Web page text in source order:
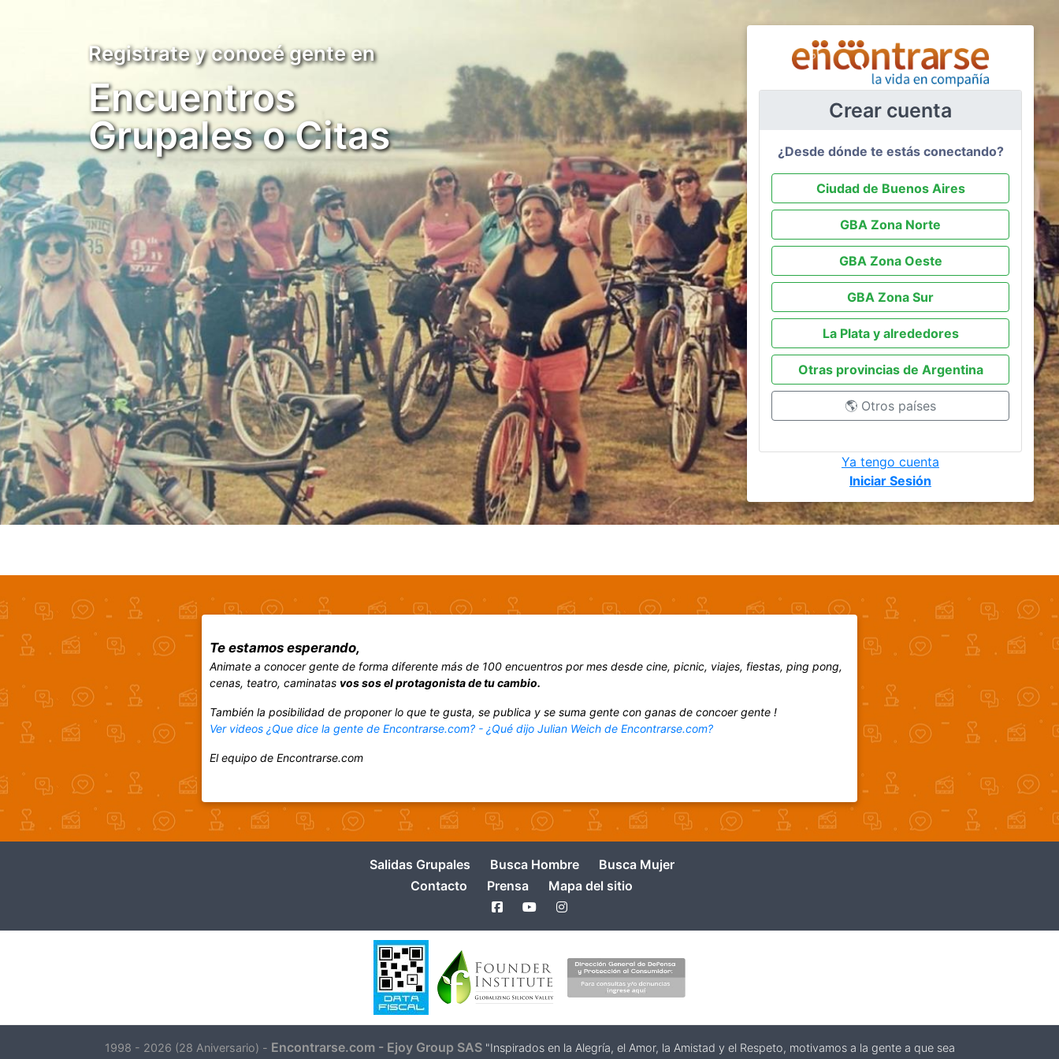
Registrate y conocé gente en
Encuentros
Grupales o Citas
Crear cuenta
¿Desde dónde te estás conectando?
Ciudad de Buenos Aires
GBA Zona Norte
GBA Zona Oeste
GBA Zona Sur
La Plata y alrededores
Otras provincias de Argentina
🌎 Otros países
Ya tengo cuenta
Iniciar Sesión
Te estamos esperando,
Animate a conocer gente de forma diferente más de 100 encuentros por mes desde cine, picnic, viajes, fiestas, ping pong,
cenas, teatro, caminatas vos sos el protagonista de tu cambio.
También la posibilidad de proponer lo que te gusta, se publica y se suma gente con ganas de concoer gente !
Ver videos ¿Que dice la gente de Encontrarse.com? - ¿Qué dijo Julian Weich de Encontrarse.com?
El equipo de Encontrarse.com
Salidas Grupales Busca Hombre
Busca Mujer
Contacto
Prensa Mapa del sitio
1998 - 2026 (28 Aniversario) - Encontrarse.com - Ejoy Group SAS "Inspirados en la Alegría, el Amor, la Amistad y el Respeto, motivamos a la gente a que sea